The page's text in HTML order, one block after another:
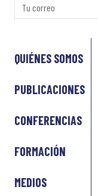
QUIÉNES SOMOS
PUBLICACIONES
CONFERENCIAS
FORMACIÓN
MEDIOS